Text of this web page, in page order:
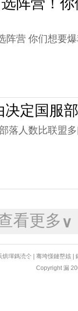
阵营 你们想要
定国服
落人数比联盟多
看更多 ∨
烘墠鎷涜仒 |骞垮憡鏈嶅姟 |
Copyright 漏